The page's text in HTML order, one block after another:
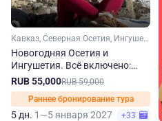
Кавказ, Северная Осетия, Ингушетия
Новогодняя Осетия и
Ингушетия. Всё включено:
горы, кухня и танцы
RUB 55,000RUB 59,000
Раннее бронирование тура
5 дн. 1—5 января 2027 +33